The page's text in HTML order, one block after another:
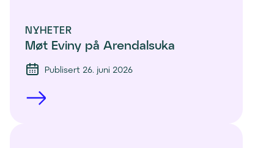
NYHETER
Møt Eviny på Arendalsuka
Publisert 26. juni 2026